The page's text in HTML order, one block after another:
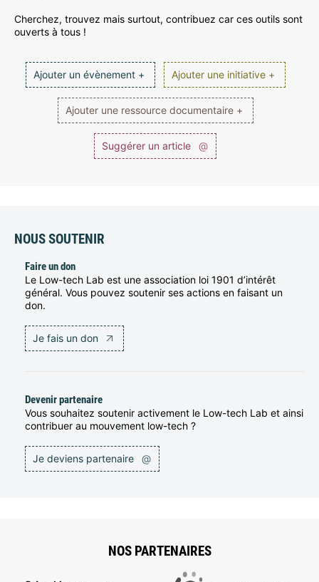
Cherchez, trouvez mais surtout, contribuez car ces outils sont
ouverts à tous !
Ajouter un évènement + Ajouter une initiative +
Ajouter une ressource documentaire +
Suggérer un article @
NOUS SOUTENIR
Faire un don
Le Low-tech Lab est une association loi 1901 d’intérêt
général. Vous pouvez soutenir ses actions en faisant un
don.
Je fais un don
Devenir partenaire
Vous souhaitez soutenir activement le Low-tech Lab et ainsi
contribuer au mouvement low-tech ?
Je deviens partenaire @
NOS PARTENAIRES